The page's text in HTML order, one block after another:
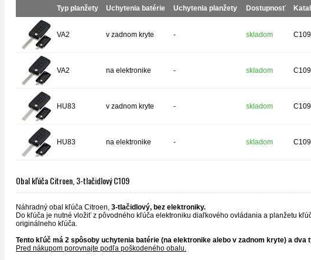
Typ planžety Uchytenia batérie Uchytenia planžety Dostupnosť
VA2 v zadnom kryte - skladom
VA2 na elektronike - skladom
HU83 v zadnom kryte - skladom
HU83 na elektronike - skladom
Obal kľúča Citroen, 3-tlačidlový C109
Náhradný obal kľúča Citroen, 3-tlačidlový, bez elektroniky.
Do kľúča je nutné vložiť z pôvodného kľúča elektroniku diaľkového ovládania a planžetu
originálneho kľúča.
Tento kľúč má 2 spôsoby uchytenia batérie (na elektronike alebo v zadnom kryte) a dva
Pred nákupom porovnajte podľa poškodeného obalu.